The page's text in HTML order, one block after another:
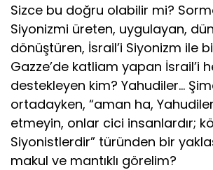
Sizce bu doğru olabilir mi?
Siyonizmi üreten, uygulayan,
dönüştüren, İsrail’i Siyonizm ile
Gazze’de katliam yapan İsrail’i
destekleyen kim? Yahudiler…
ortadayken, “aman ha,
etmeyin, onlar cici insanlardır;
Siyonistlerdir” türünden bir
makul ve mantıklı görelim?